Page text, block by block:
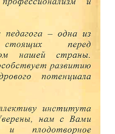
2026-2027